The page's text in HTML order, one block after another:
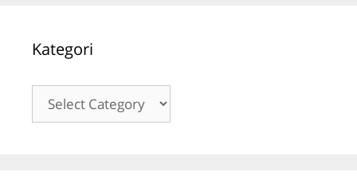
Kategori
Kategori